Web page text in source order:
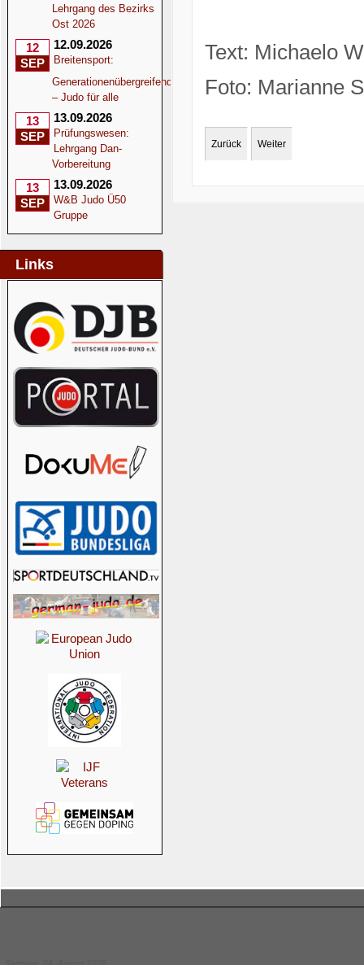
Lehrgang des Bezirks
Ost 2026
12
SEP
12.09.2026
Breitensport:
Generationenübergreifend
– Judo für alle
13
SEP
13.09.2026
Prüfungswesen:
Lehrgang Dan-
Vorbereitung
13
SEP
13.09.2026
W&B Judo Ü50
Gruppe
Links
Text: Michaelo
Foto: Marianne
Zurück Weiter